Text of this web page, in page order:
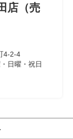
店（売
4-2-4
日曜・祝日